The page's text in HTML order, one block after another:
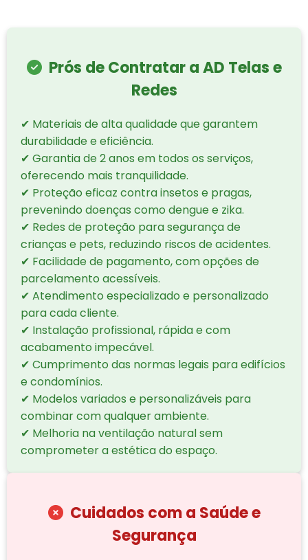
Prós de Contratar a AD Telas e
Redes
✔ Materiais de alta qualidade que garantem
durabilidade e eficiência.
✔ Garantia de 2 anos em todos os serviços,
oferecendo mais tranquilidade.
✔ Proteção eficaz contra insetos e pragas,
prevenindo doenças como dengue e zika.
✔ Redes de proteção para segurança de
crianças e pets, reduzindo riscos de acidentes.
✔ Facilidade de pagamento, com opções de
parcelamento acessíveis.
✔ Atendimento especializado e personalizado
para cada cliente.
✔ Instalação profissional, rápida e com
acabamento impecável.
✔ Cumprimento das normas legais para edifícios
e condomínios.
✔ Modelos variados e personalizáveis para
combinar com qualquer ambiente.
✔ Melhoria na ventilação natural sem
comprometer a estética do espaço.
Cuidados com a Saúde e
Segurança